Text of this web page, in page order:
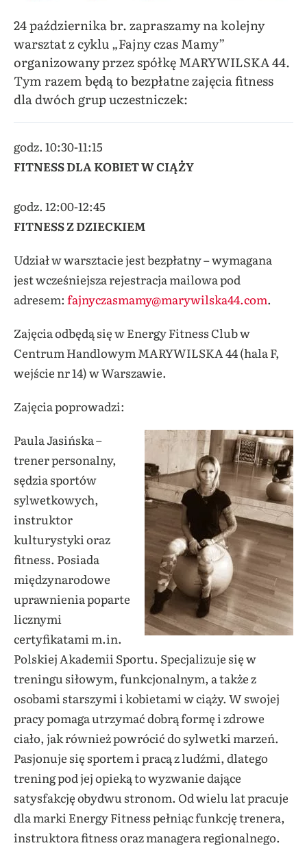
24 październikabr.zapraszamy na kolejny
warsztat z cyklu „Fajny czas Mamy”
organizowany przez spółkę MARYWILSKA 44.
Tym razem będą to bezpłatne zajęcia fitness
dla dwóch grup uczestniczek:
godz. 10:30-11:15
FITNESS DLA KOBIET W CIĄŻY
godz. 12:00-12:45
FITNESS Z DZIECKIEM
Udział w warsztacie jest bezpłatny – wymagana
jest wcześniejsza rejestracja mailowa pod
adresem: fajnyczasmamy@marywilska44.com.
Zajęcia odbędą się w Energy Fitness Club w
Centrum Handlowym MARYWILSKA 44(hala F,
wejście nr 14) w Warszawie.
Zajęcia poprowadzi:
Paula Jasińska –
trener personalny,
sędzia sportów
sylwetkowych,
instruktor
kulturystyki oraz
fitness. Posiada
międzynarodowe
uprawnienia poparte
licznymi
certyfikatami m.in.
Polskiej Akademii Sportu. Specjalizuje się w
treningu siłowym, funkcjonalnym, a także z
osobami starszymi i kobietami w ciąży. W swojej
pracy pomaga utrzymać dobrą formę i zdrowe
ciało, jak również powrócić do sylwetki marzeń.
Pasjonuje się sportem i pracą z ludźmi, dlatego
trening pod jej opieką to wyzwanie dające
satysfakcję obydwu stronom. Od wielu lat pracuje
dla marki Energy Fitness pełniąc funkcję trenera,
instruktora fitness oraz managera regionalnego.